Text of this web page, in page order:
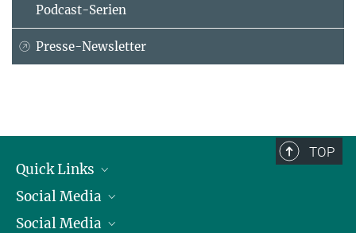
Podcast-Serien
Presse-Newsletter
TOP
Quick Links
Präsident
Zahlen und Fakten
Social Media
Bluesky
Social Media